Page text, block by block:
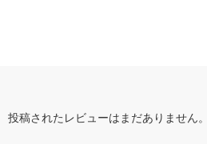
投稿されたレビューはまだありません。